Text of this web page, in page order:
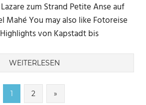
zum Strand Petite Anse auf
Mahé You may also like Fotoreise
von Kapstadt bis
WEITERLESEN
1 2
Nächste
»